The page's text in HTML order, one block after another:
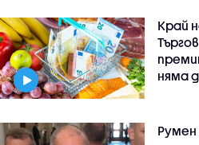
Край
няма
Румен